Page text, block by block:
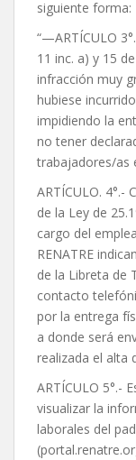
siguiente forma:
“—ARTÍCULO
11 inc. a) y 15
infracción muy
hubiese
impidiendo la
no tener
trabajadores/as
ARTÍCULO. 4°.-
de la Ley de
cargo del
RENATRE
de la Libreta de
contacto
por la entrega
a donde será
realizada el alta
ARTÍCULO 5°.-
visualizar la
laborales del